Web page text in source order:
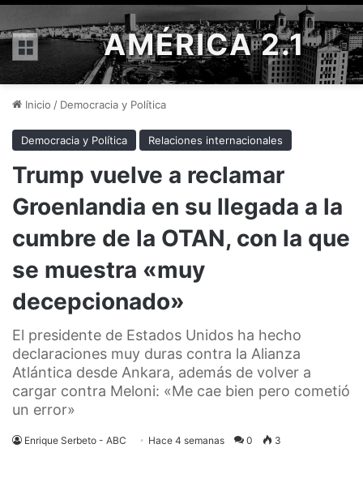
Menú AMÉRICA 2.1
Inicio / Democracia y Política
Democracia y Política Relaciones internacionales
Trump vuelve a reclamar
Groenlandia en su llegada a la
cumbre de la OTAN, con la que
se muestra «muy
decepcionado»
El presidente de Estados Unidos ha hecho
declaraciones muy duras contra la Alianza
Atlántica desde Ankara, además de volver a
cargar contra Meloni: «Me cae bien pero cometió
un error»
Enrique Serbeto - ABC Hace 4 semanas 0 3